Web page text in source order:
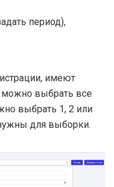
период),
имеют
выбрать все
выбрать 1, 2 или
для выборки.